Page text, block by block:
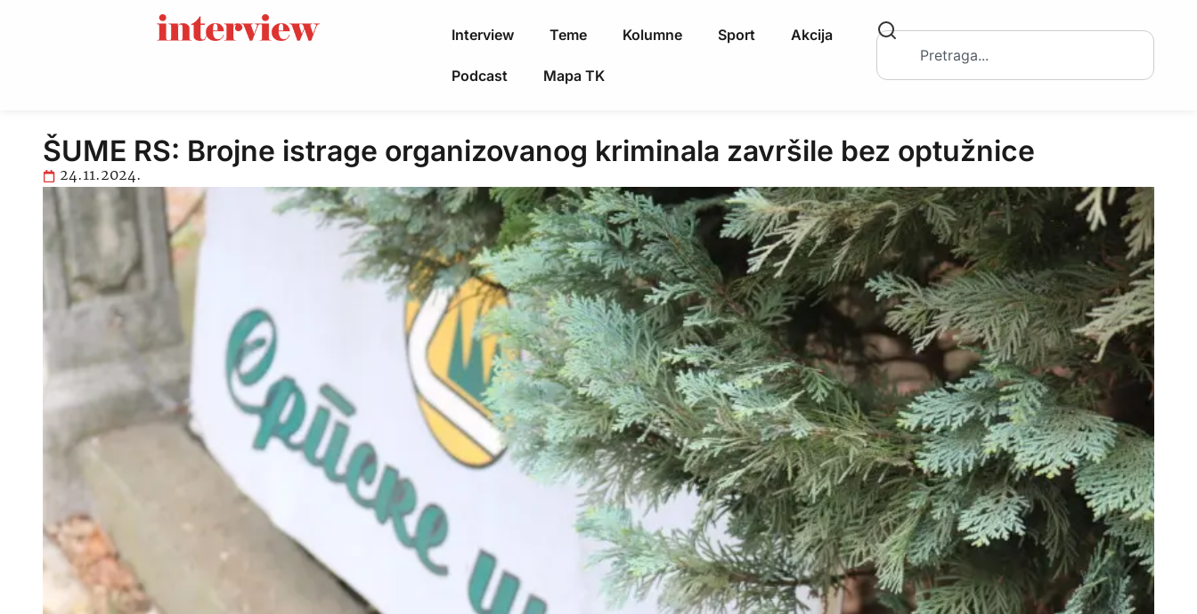
Interview Teme Kolumne Sport Akcija
Podcast Mapa TK
ŠUME RS: Brojne istrage organizovanog kriminala završile bez optužnice
24.11.2024.